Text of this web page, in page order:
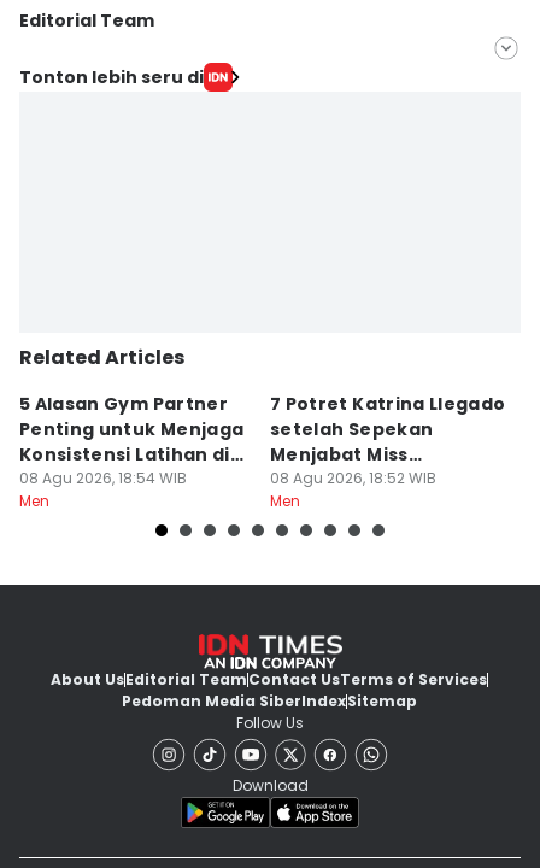
Editorial Team
Editor
Tonton lebih seru di
Related Articles
5 Alasan Gym Partner
Penting untuk Menjaga
Konsistensi Latihan di
Gym
08 Agu 2026, 18:54 WIB
Men
7 Potret Katrina Llegado
setelah Sepekan
Menjabat Miss
Supranational 2026
08 Agu 2026, 18:52 WIB
Men
About UsEditorial TeamContact UsTerms of Services
Pedoman Media SiberIndexSitemap
Follow Us
Download